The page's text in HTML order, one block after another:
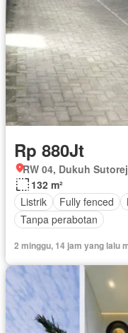
Rp 880Jt
RW 04, Dukuh
132 m²
Listrik
Fully fenced
Tanpa perabotan
2 minggu, 14 jam yang lalu